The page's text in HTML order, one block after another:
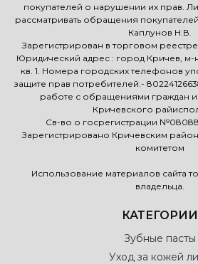
покупателей о нарушении их прав.
рассматривать обращения
Каплунов Н.В.
Зарегистрирован в торговом реестре
Юридический адрес : город Кричев, м-
кв. 1. Номера городских телефонов
защите прав потребителей:-
работе с обращениями граждан
Кричевского
Св-во о госрегистрации
Зарегистрировано Кричевским
комитетом
Использование материалов сайта
владельца.
КАТЕГОРИИ
Зубные пасты
Уход за кожей